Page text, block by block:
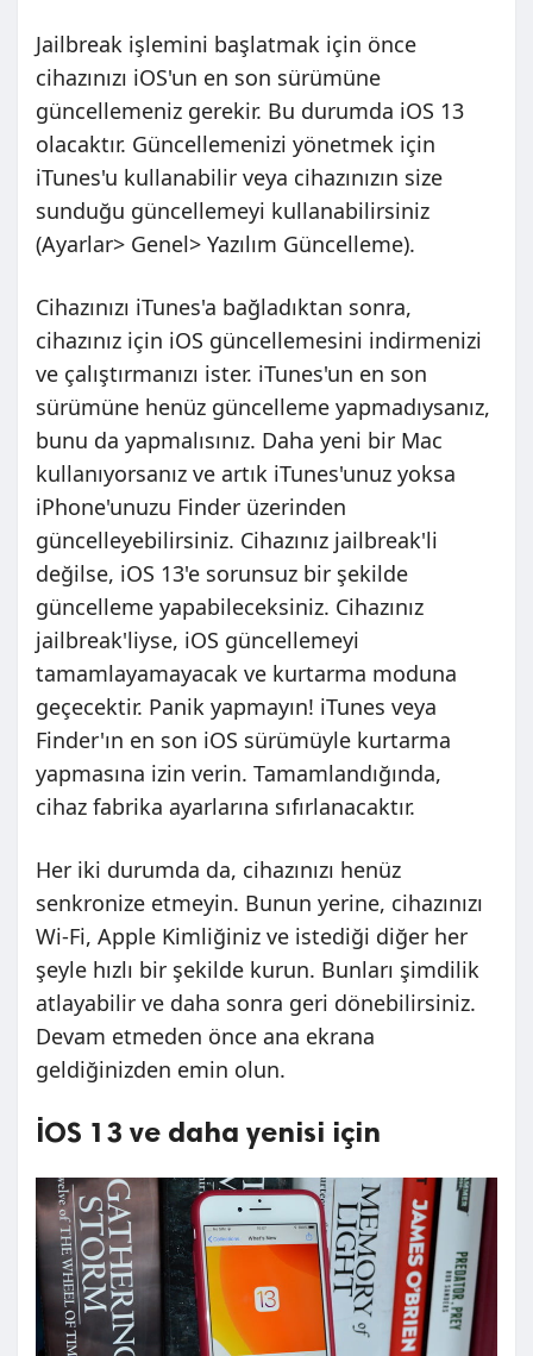
Jailbreak işlemini başlatmak için önce
cihazınızı iOS'un en son sürümüne
güncellemeniz gerekir. Bu durumda iOS 13
olacaktır. Güncellemenizi yönetmek için
iTunes'u kullanabilir veya cihazınızın size
sunduğu güncellemeyi kullanabilirsiniz
(Ayarlar> Genel> Yazılım Güncelleme).
Cihazınızı iTunes'a bağladıktan sonra,
cihazınız için iOS güncellemesini indirmenizi
ve çalıştırmanızı ister. iTunes'un en son
sürümüne henüz güncelleme yapmadıysanız,
bunu da yapmalısınız. Daha yeni bir Mac
kullanıyorsanız ve artık iTunes'unuz yoksa
iPhone'unuzu Finder üzerinden
güncelleyebilirsiniz. Cihazınız jailbreak'li
değilse, iOS 13'e sorunsuz bir şekilde
güncelleme yapabileceksiniz. Cihazınız
jailbreak'liyse, iOS güncellemeyi
tamamlayamayacak ve kurtarma moduna
geçecektir. Panik yapmayın! iTunes veya
Finder'ın en son iOS sürümüyle kurtarma
yapmasına izin verin. Tamamlandığında,
cihaz fabrika ayarlarına sıfırlanacaktır.
Her iki durumda da, cihazınızı henüz
senkronize etmeyin. Bunun yerine, cihazınızı
Wi-Fi, Apple Kimliğiniz ve istediği diğer her
şeyle hızlı bir şekilde kurun. Bunları şimdilik
atlayabilir ve daha sonra geri dönebilirsiniz.
Devam etmeden önce ana ekrana
geldiğinizden emin olun.
İOS 13 ve daha yenisi için